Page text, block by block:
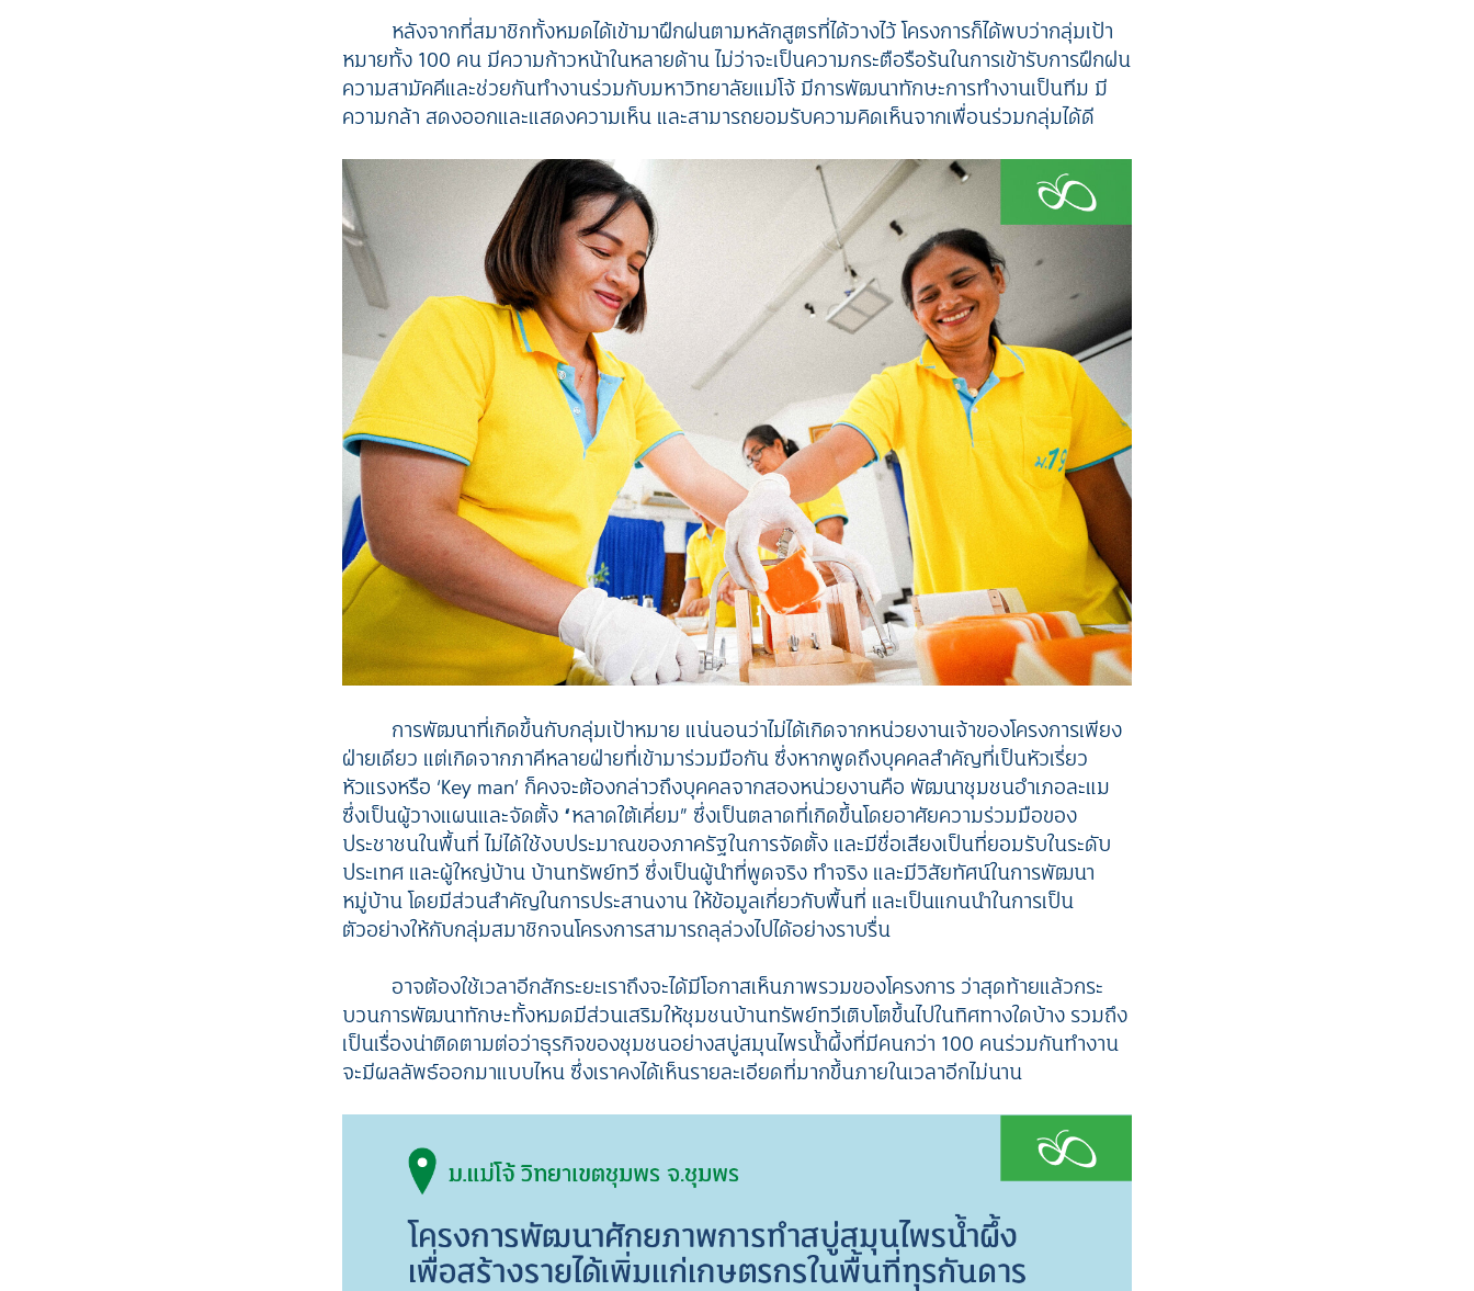
หลังจากที่สมาชิกทั้งหมดได้เข้ามาฝึกฝนตามหลักสูตรที่ได้วางไว้ โครงการก็ได้พบว่ากลุ่มเป้า
หมายทั้ง 100 คน มีความก้าวหน้าในหลายด้าน ไม่ว่าจะเป็นความกระตือรือร้นในการเข้ารับการฝึกฝน
ความสามัคคีและช่วยกันทำงานร่วมกับมหาวิทยาลัยแม่โจ้ มีการพัฒนาทักษะการทำงานเป็นทีม มี
ความกล้า สดงออกและแสดงความเห็น และสามารถยอมรับความคิดเห็นจากเพื่อนร่วมกลุ่มได้ดี
การพัฒนาที่เกิดขึ้นกับกลุ่มเป้าหมาย แน่นอนว่าไม่ได้เกิดจากหน่วยงานเจ้าของโครงการเพียง
ฝ่ายเดียว แต่เกิดจากภาคีหลายฝ่ายที่เข้ามาร่วมมือกัน ซึ่งหากพูดถึงบุคคลสำคัญที่เป็นหัวเรี่ยว
หัวแรงหรือ ‘Key man’ ก็คงจะต้องกล่าวถึงบุคคลจากสองหน่วยงานคือ พัฒนาชุมชนอำเภอละแม
ซึ่งเป็นผู้วางแผนและจัดตั้ง “หลาดใต้เคี่ยม” ซึ่งเป็นตลาดที่เกิดขึ้นโดยอาศัยความร่วมมือของ
ประชาชนในพื้นที่ ไม่ได้ใช้งบประมาณของภาครัฐในการจัดตั้ง และมีชื่อเสียงเป็นที่ยอมรับในระดับ
ประเทศ และผู้ใหญ่บ้าน บ้านทรัพย์ทวี ซึ่งเป็นผู้นำที่พูดจริง ทำจริง และมีวิสัยทัศน์ในการพัฒนา
หมู่บ้าน โดยมีส่วนสำคัญในการประสานงาน ให้ข้อมูลเกี่ยวกับพื้นที่ และเป็นแกนนำในการเป็น
ตัวอย่างให้กับกลุ่มสมาชิกจนโครงการสามารถลุล่วงไปได้อย่างราบรื่น
อาจต้องใช้เวลาอีกสักระยะเราถึงจะได้มีโอกาสเห็นภาพรวมของโครงการ ว่าสุดท้ายแล้วกระ
บวนการพัฒนาทักษะทั้งหมดมีส่วนเสริมให้ชุมชนบ้านทรัพย์ทวีเติบโตขึ้นไปในทิศทางใดบ้าง รวมถึง
เป็นเรื่องน่าติดตามต่อว่าธุรกิจของชุมชนอย่างสบู่สมุนไพรน้ำผึ้งที่มีคนกว่า 100 คนร่วมกันทำงาน
จะมีผลลัพธ์ออกมาแบบไหน ซึ่งเราคงได้เห็นรายละเอียดที่มากขึ้นภายในเวลาอีกไม่นาน